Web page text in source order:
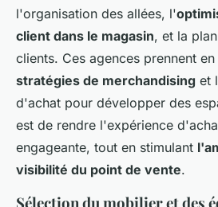
l'organisation des allées, l'
client dans le magasin, et la
clients. Ces agences prennent
stratégies de merchandising et
d'achat pour développer des
est de rendre l'expérience
engageante, tout en stimulant
visibilité du point de vente.
Sélection du mobilier et des